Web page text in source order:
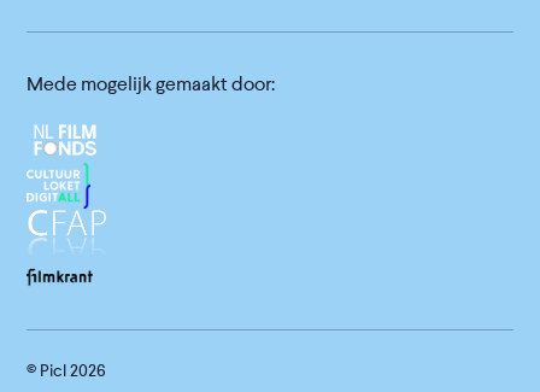
Mede mogelijk gemaakt door:
© Picl2026